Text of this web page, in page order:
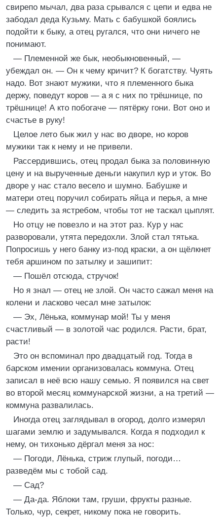
свирепо мычал, два раза срывался с цепи и едва не
забодал деда Кузьму. Мать с бабушкой боялись
подойти к быку, а отец ругался, что они ничего не
понимают.
— Племенной же бык, необыкновенный, —
убеждал он. — Он к чему кричит? К богатству. Чуять
надо. Вот знают мужики, что я племенного быка
держу, поведут коров — а я с них по трёшнице, по
трёшнице! А кто побогаче — пятёрку гони. Вот оно и
счастье в руку!
Целое лето бык жил у нас во дворе, но коров
мужики так к нему и не привели.
Рассердившись, отец продал быка за половинную
цену и на вырученные деньги накупил кур и уток. Во
дворе у нас стало весело и шумно. Бабушке и
матери отец поручил собирать яйца и перья, а мне
— следить за ястребом, чтобы тот не таскал цыплят.
Но отцу не повезло и на этот раз. Кур у нас
разворовали, утята передохли. Злой стал тятька.
Попросишь у него банку из-под краски, а он щёлкнет
тебя аршином по затылку и зашипит:
— Пошёл отсюда, стручок!
Но я знал — отец не злой. Он часто сажал меня на
колени и ласково чесал мне затылок:
— Эх, Лёнька, коммунар мой! Ты у меня
счастливый — в золотой час родился. Расти, брат,
расти!
Это он вспоминал про двадцатый год. Тогда в
барском имении организовалась коммуна. Отец
записал в неё всю нашу семью. Я появился на свет
во второй месяц коммунарской жизни, а на третий —
коммуна развалилась.
Иногда отец заглядывал в огород, долго измерял
шагами землю и задумывался. Когда я подходил к
нему, он тихонько дёргал меня за нос:
— Погоди, Лёнька, стриж глупый, погоди…
разведём мы с тобой сад.
— Сад?
— Да-да. Яблоки там, груши, фрукты разные.
Только, чур, секрет, никому пока не говорить.